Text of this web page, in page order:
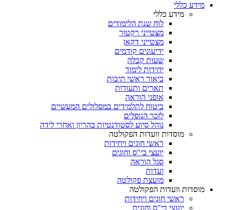
מידע כללי
מידע כללי
לוח שנת הלימודים
מצטייני רקטור
מצטייני דקאן
ידיעונים קודמים
שעות קבלה
יחידות לימוד
ביאור ראשי תיבות
תארים ותעודות
אופני הוראה
ביטוח לתלמידים במסלולים המעשיים
לזכר הנופלים
נוהל סיוע לסטודנטיות בהריון ואחרי לידה
מוסדות וועדות הפקולטה
ראשי חוגים ויחידות
יועצי בי"ס וחוגים
סגל הוראה
ועדות
מועצת פקולטה
מוסדות וועדות הפקולטה
ראשי חוגים ויחידות
יועצי בי"ס וחוגים